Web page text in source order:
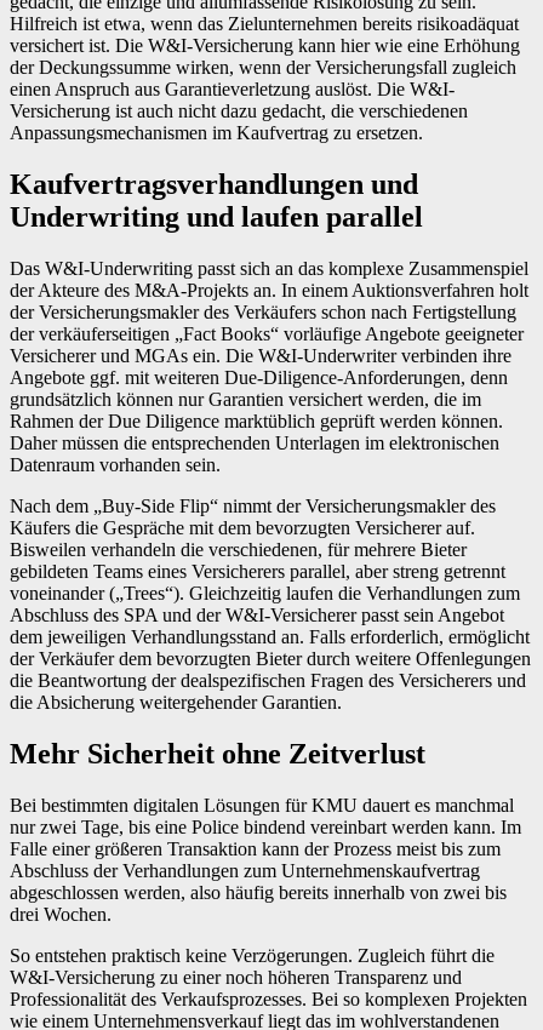
Hilfreich ist etwa, wenn das Zielunternehmen bereits risikoadäquat
versichert ist. Die W&I-Versicherung kann hier wie eine Erhöhung
der Deckungssumme wirken, wenn der Versicherungsfall zugleich
einen Anspruch aus Garantieverletzung auslöst. Die W&I-
Versicherung ist auch nicht dazu gedacht, die verschiedenen
Anpassungsmechanismen im Kaufvertrag zu ersetzen.
Kaufvertragsverhandlungen und
Underwriting und laufen parallel
Das W&I-Underwriting passt sich an das komplexe Zusammenspiel
der Akteure des M&A-Projekts an. In einem Auktionsverfahren holt
der Versicherungsmakler des Verkäufers schon nach Fertigstellung
der verkäuferseitigen „Fact Books“ vorläufige Angebote geeigneter
Versicherer und MGAs ein. Die W&I-Underwriter verbinden ihre
Angebote ggf. mit weiteren Due-Diligence-Anforderungen, denn
grundsätzlich können nur Garantien versichert werden, die im
Rahmen der Due Diligence marktüblich geprüft werden können.
Daher müssen die entsprechenden Unterlagen im elektronischen
Datenraum vorhanden sein.
Nach dem „Buy-Side Flip“ nimmt der Versicherungsmakler des
Käufers die Gespräche mit dem bevorzugten Versicherer auf.
Bisweilen verhandeln die verschiedenen, für mehrere Bieter
gebildeten Teams eines Versicherers parallel, aber streng getrennt
voneinander („Trees“). Gleichzeitig laufen die Verhandlungen zum
Abschluss des SPA und der W&I-Versicherer passt sein Angebot
dem jeweiligen Verhandlungsstand an. Falls erforderlich, ermöglicht
der Verkäufer dem bevorzugten Bieter durch weitere Offenlegungen
die Beantwortung der dealspezifischen Fragen des Versicherers und
die Absicherung weitergehender Garantien.
Mehr Sicherheit ohne Zeitverlust
Bei bestimmten digitalen Lösungen für KMU dauert es manchmal
nur zwei Tage, bis eine Police bindend vereinbart werden kann. Im
Falle einer größeren Transaktion kann der Prozess meist bis zum
Abschluss der Verhandlungen zum Unternehmenskaufvertrag
abgeschlossen werden, also häufig bereits innerhalb von zwei bis
drei Wochen.
So entstehen praktisch keine Verzögerungen. Zugleich führt die
W&I-Versicherung zu einer noch höheren Transparenz und
Professionalität des Verkaufsprozesses. Bei so komplexen Projekten
wie einem Unternehmensverkauf liegt das im wohlverstandenen